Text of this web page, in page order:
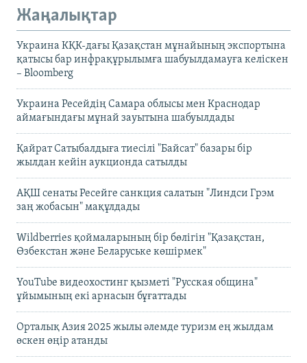
Жаңалықтар
Украина КҚК-дағы Қазақстан мұнайының экспортына
қатысы бар инфрақұрылымға шабуылдамауға келіскен
– Bloomberg
Украина Ресейдің Самара облысы мен Краснодар
аймағындағы мұнай зауытына шабуылдады
Қайрат Сатыбалдыға тиесілі "Байсат" базары бір
жылдан кейін аукционда сатылды
АҚШ сенаты Ресейге санкция салатын "Линдси Грэм
заң жобасын" мақұлдады
Wildberries қоймаларының бір бөлігін "Қазақстан,
Өзбекстан және Беларуське көшірмек"
YouTube видеохостинг қызметі "Русская община"
ұйымының екі арнасын бұғаттады
Орталық Азия 2025 жылы әлемде туризм ең жылдам
өскен өңір атанды